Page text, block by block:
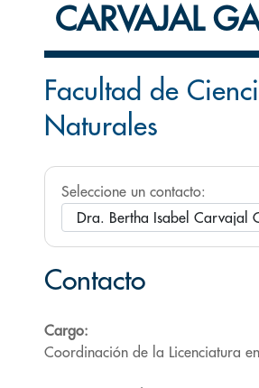
CARVAJAL
Facultad de
Naturales
Seleccione un contacto:
Contacto
Cargo:
Coordinación de la Licenciatura